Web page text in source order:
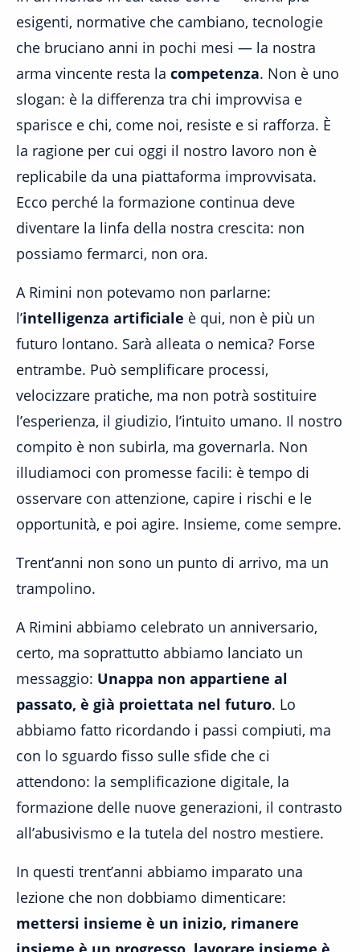
esigenti, normative che cambiano, tecnologie
che bruciano anni in pochi mesi — la nostra
arma vincente resta la competenza. Non è uno
slogan: è la differenza tra chi improvvisa e
sparisce e chi, come noi, resiste e si rafforza. È
la ragione per cui oggi il nostro lavoro non è
replicabile da una piattaforma improvvisata.
Ecco perché la formazione continua deve
diventare la linfa della nostra crescita: non
possiamo fermarci, non ora.
A Rimini non potevamo non parlarne:
l’intelligenza artificiale è qui, non è più un
futuro lontano. Sarà alleata o nemica? Forse
entrambe. Può semplificare processi,
velocizzare pratiche, ma non potrà sostituire
l’esperienza, il giudizio, l’intuito umano. Il nostro
compito è non subirla, ma governarla. Non
illudiamoci con promesse facili: è tempo di
osservare con attenzione, capire i rischi e le
opportunità, e poi agire. Insieme, come sempre.
Trent’anni non sono un punto di arrivo, ma un
trampolino.
A Rimini abbiamo celebrato un anniversario,
certo, ma soprattutto abbiamo lanciato un
messaggio: Unappa non appartiene al
passato, è già proiettata nel futuro. Lo
abbiamo fatto ricordando i passi compiuti, ma
con lo sguardo fisso sulle sfide che ci
attendono: la semplificazione digitale, la
formazione delle nuove generazioni, il contrasto
all’abusivismo e la tutela del nostro mestiere.
In questi trent’anni abbiamo imparato una
lezione che non dobbiamo dimenticare:
mettersi insieme è un inizio, rimanere